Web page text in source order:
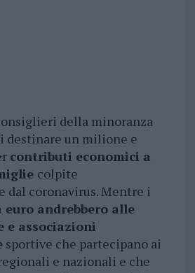
della minoranza
destinare un milione e
contributi economici a
colpite
dal coronavirus. Mentre i
euro andrebbero alle
e associazioni
sportive che partecipano ai
e nazionali e che